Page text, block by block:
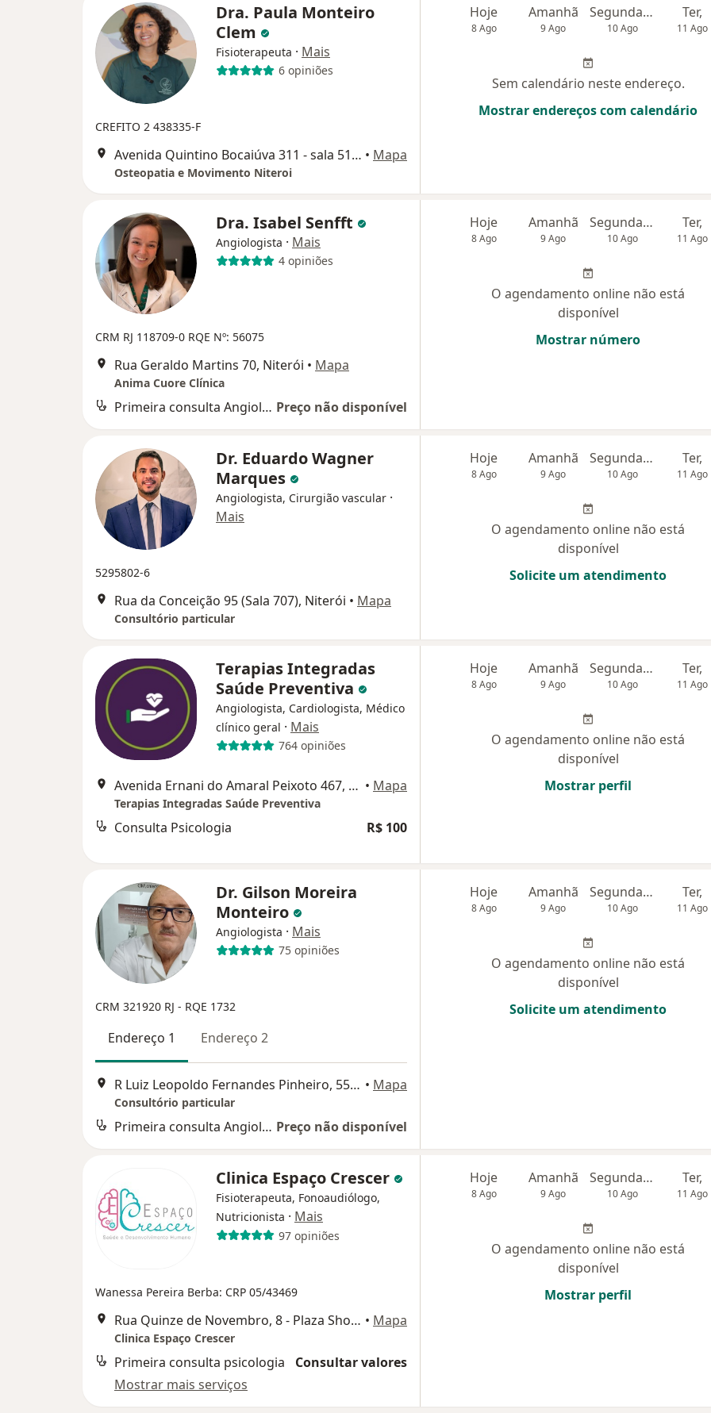
Dra. Paula Monteiro
Clem
Fisioterapeuta · Mais
6 opiniões
CREFITO 2 438335-F
Avenida Quintino Bocaiúva 311 - sala 510 São Francisco ., Niterói • Mapa
Osteopatia e Movimento Niteroi
Hoje
8 Ago
Amanhã
9 Ago
Segunda-feira
10 Ago
Ter,
11 Ago
Sem calendário neste endereço.
Mostrar endereços com calendário
Dra. Isabel Senfft
Angiologista · Mais
4 opiniões
CRM RJ 118709-0 RQE Nº: 56075
Rua Geraldo Martins 70, Niterói • Mapa
Anima Cuore Clínica
Primeira consulta Angiologia Preço não disponível
Hoje
8 Ago
Amanhã
9 Ago
Segunda-feira
10 Ago
Ter,
11 Ago
O agendamento online não está
disponível
Mostrar número
Dr. Eduardo Wagner
Marques
Angiologista, Cirurgião vascular ·
Mais
5295802-6
Rua da Conceição 95 (Sala 707), Niterói • Mapa
Consultório particular
Hoje
8 Ago
Amanhã
9 Ago
Segunda-feira
10 Ago
Ter,
11 Ago
O agendamento online não está
disponível
Solicite um atendimento
Terapias Integradas
Saúde Preventiva
Angiologista, Cardiologista, Médico
clínico geral · Mais
764 opiniões
Avenida Ernani do Amaral Peixoto 467, Salas 1401, 1402 e 1403 - Ed. Forum, Niterói • Mapa
Terapias Integradas Saúde Preventiva
Consulta Psicologia R$ 100
Hoje
8 Ago
Amanhã
9 Ago
Segunda-feira
10 Ago
Ter,
11 Ago
O agendamento online não está
disponível
Mostrar perfil
Dr. Gilson Moreira
Monteiro
Angiologista · Mais
75 opiniões
CRM 321920 RJ - RQE 1732
Endereço 1 Endereço 2
R Luiz Leopoldo Fernandes Pinheiro, 551, sala 1003, Niterói • Mapa
Consultório particular
Primeira consulta Angiologia Preço não disponível
Hoje
8 Ago
Amanhã
9 Ago
Segunda-feira
10 Ago
Ter,
11 Ago
O agendamento online não está
disponível
Solicite um atendimento
Clinica Espaço Crescer
Fisioterapeuta, Fonoaudiólogo,
Nutricionista · Mais
97 opiniões
Wanessa Pereira Berba: CRP 05/43469
Rua Quinze de Novembro, 8 - Plaza Shopping, Sala 503 e 504, Niterói • Mapa
Clinica Espaço Crescer
Primeira consulta psicologia
Consultar valores
Mostrar mais serviços
Hoje
8 Ago
Amanhã
9 Ago
Segunda-feira
10 Ago
Ter,
11 Ago
O agendamento online não está
disponível
Mostrar perfil